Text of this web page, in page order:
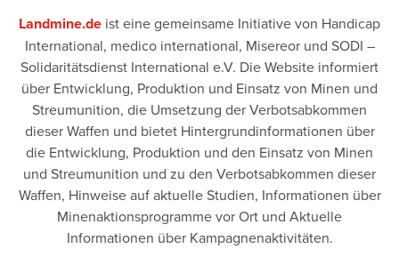
Landmine.de ist eine gemeinsame Initiative von Handicap
International, medico international, Misereor und SODI –
Solidaritätsdienst International e.V. Die Website informiert
über Entwicklung, Produktion und Einsatz von Minen und
Streumunition, die Umsetzung der Verbotsabkommen
dieser Waffen und bietet Hintergrundinformationen über
die Entwicklung, Produktion und den Einsatz von Minen
und Streumunition und zu den Verbotsabkommen dieser
Waffen, Hinweise auf aktuelle Studien, Informationen über
Minenaktionsprogramme vor Ort und Aktuelle
Informationen über Kampagnenaktivitäten.